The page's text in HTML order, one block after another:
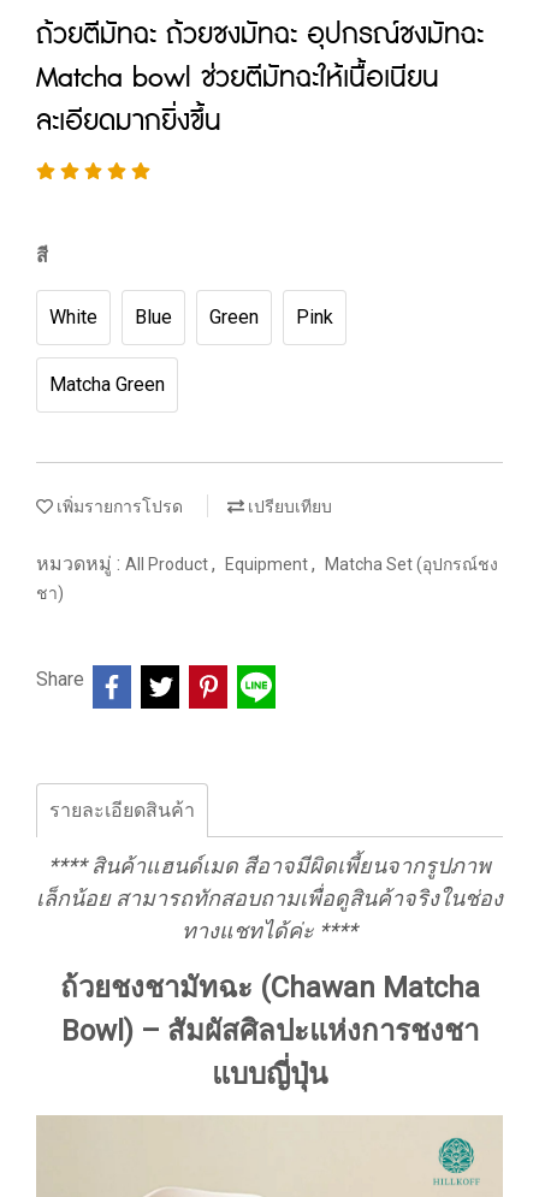
ถ้วยตีมัทฉะ ถ้วยชงมัทฉะ อุปกรณ์ชงมัทฉะ
Matcha bowl ช่วยตีมัทฉะให้เนื้อเนียน
ละเอียดมากยิ่งขึ้น
สี
White Blue Green Pink
Matcha Green
เพิ่มรายการโปรด เปรียบเทียบ
หมวดหมู่ : All Product, Equipment,
Matcha Set (อุปกรณ์ชง
ชา)
Share
รายละเอียดสินค้า
**** สินค้าแฮนด์เมด สีอาจมีผิดเพี้ยนจากรูปภาพ
เล็กน้อย สามารถทักสอบถามเพื่อดูสินค้าจริงในช่อง
ทางแชทได้ค่ะ ****
ถ้วยชงชามัทฉะ (Chawan Matcha
Bowl) – สัมผัสศิลปะแห่งการชงชา
แบบญี่ปุ่น